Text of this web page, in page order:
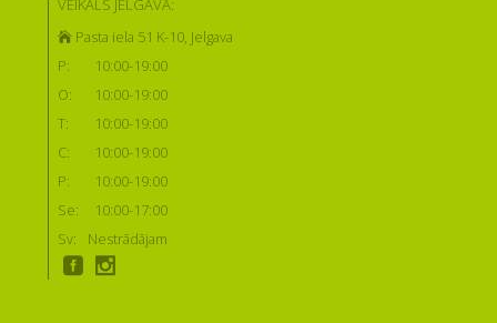
Pasta iela 51 K-10, Jelgava
P:
10:00-19:00
O:
10:00-19:00
T:
10:00-19:00
C:
10:00-19:00
P:
10:00-19:00
Se:
10:00-17:00
Sv:
Nestrādājam